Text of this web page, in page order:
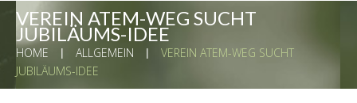
VEREIN ATEM-WEG SUCHT
JUBILÄUMS-IDEE
HOME ALLGEMEIN
VEREIN ATEM-WEG SUCHT
JUBILÄUMS-IDEE